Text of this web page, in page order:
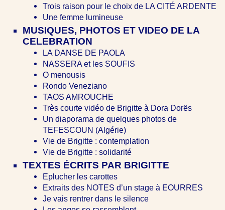
Trois raison pour le choix de LA CITÉ ARDENTE
Une femme lumineuse
MUSIQUES, PHOTOS ET VIDEO DE LA
CELEBRATION
LA DANSE DE PAOLA
NASSERA et les SOUFIS
O menousis
Rondo Veneziano
TAOS AMROUCHE
Très courte vidéo de Brigitte à Dora Dorës
Un diaporama de quelques photos de
TEFESCOUN (Algérie)
Vie de Brigitte : contemplation
Vie de Brigitte : solidarité
TEXTES ÉCRITS PAR BRIGITTE
Eplucher les carottes
Extraits des NOTES d’un stage à EOURRES
Je vais rentrer dans le silence